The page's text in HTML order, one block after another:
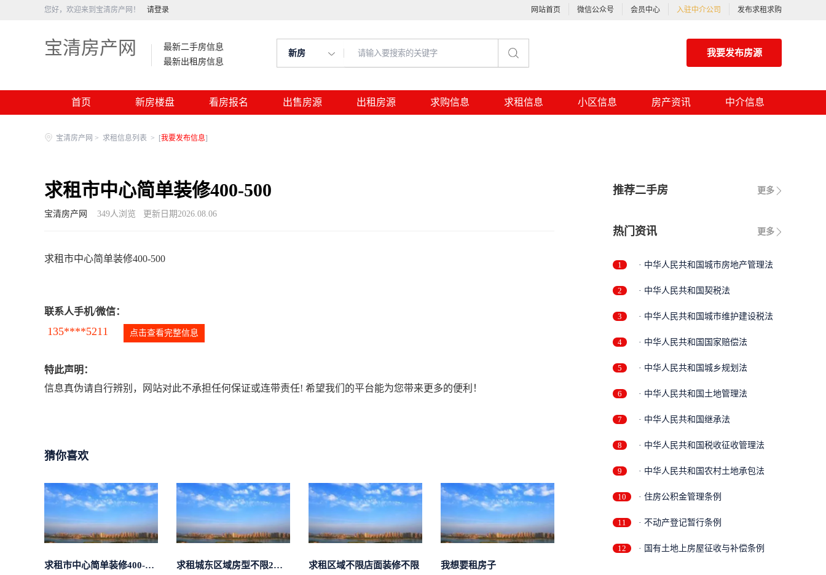
您好，欢迎来到宝清房产网！ 请登录 网站首页 微信公众号 会员中心 入驻中介公司 发布求租求购
宝清房产网
最新二手房信息
最新出租房信息
新房 我要发布房源
首页 新房楼盘 看房报名 出售房源 出租房源 求购信息 求租信息 小区信息 房产资讯 中介信息
宝清房产网 > 求租信息列表 > [我要发布信息]
求租市中心简单装修400-500
宝清房产网 349人浏览 更新日期2026.08.06
求租市中心简单装修400-500
联系人手机/微信：
135****5211 点击查看完整信息
特此声明：
信息真伪请自行辨别，网站对此不承担任何保证或连带责任! 希望我们的平台能为您带来更多的便利！
猜你喜欢
求租市中心简单装修400-500 求租城东区域房型不限2室2卫装修不限2... 求租区域不限店面装修不限 我想要租房子
更多
推荐二手房
更多
热门资讯
1 · 中华人民共和国城市房地产管理法
2 · 中华人民共和国契税法
3 · 中华人民共和国城市维护建设税法
4 · 中华人民共和国国家赔偿法
5 · 中华人民共和国城乡规划法
6 · 中华人民共和国土地管理法
7 · 中华人民共和国继承法
8 · 中华人民共和国税收征收管理法
9 · 中华人民共和国农村土地承包法
10 · 住房公积金管理条例
11 · 不动产登记暂行条例
12 · 国有土地上房屋征收与补偿条例